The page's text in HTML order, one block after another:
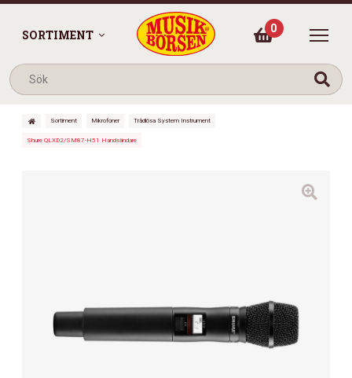
SORTIMENT 0
Sortiment Mikrofoner Trådlösa System Instrument
Shure QLXD2/SM87-H51 Handsändare